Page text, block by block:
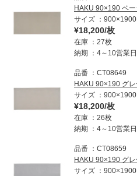
HAKU 90×190 ベー
サイズ
¥18,200/枚
在庫
27枚
納期
4～10営業日
品番
CT08649
HAKU 90×190 グレ
サイズ
¥18,200/枚
在庫
26枚
納期
4～10営業日
品番
CT08659
HAKU 90×190 グレ
サイズ